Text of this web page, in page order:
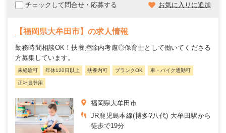
チェックして問合せ・応募する お気に入りに追加
【福岡県大牟田市】の求人情報
勤務時間相談OK！扶養控除内考慮◎保育士として働いてくださる
方募集しています。
未経験可 年休120日以上 扶養内可 ブランクOK 車・バイク通勤可
正社員登用
福岡県大牟田市
JR鹿児島本線(博多?八代) 大牟田駅から
徒歩で19分